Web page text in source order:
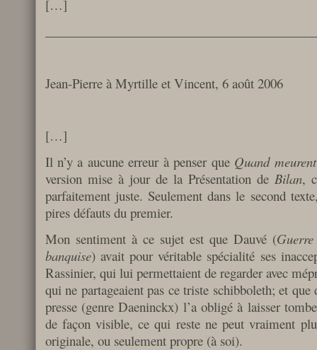
[…]
Jean-Pierre à Myrtille et Vincent, 6 août 2006
[…]
Il n’y a aucune erreur à penser que Quand
version mise à jour de la Présentation de Bilan,
parfaitement juste. Seulement dans le second
pires défauts du premier.
Mon sentiment à ce sujet est que Dauvé (
banquise) avait pour véritable spécialité ses
Rassinier, qui lui permettaient de regarder avec
qui ne partageaient pas ce triste schibboleth; et que
presse (genre Daeninckx) l’a obligé à laisser
de façon visible, ce qui reste ne peut vraiment
originale, ou seulement propre (à soi).